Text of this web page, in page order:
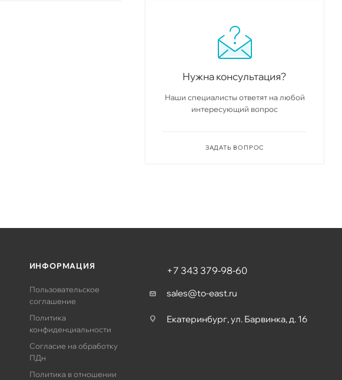
Нужна консультация?
Наши специалисты ответят на любой
интересующий вопрос
ЗАДАТЬ ВОПРОС
ИНФОРМАЦИЯ
Пользовательское
соглашение
Политика
конфиденциальности
Согласие на обработку
ПДн
Политика в отношении
+7 343 379-98-60
sales@to-east.ru
Екатеринбург, ул. Барвинка, д. 16